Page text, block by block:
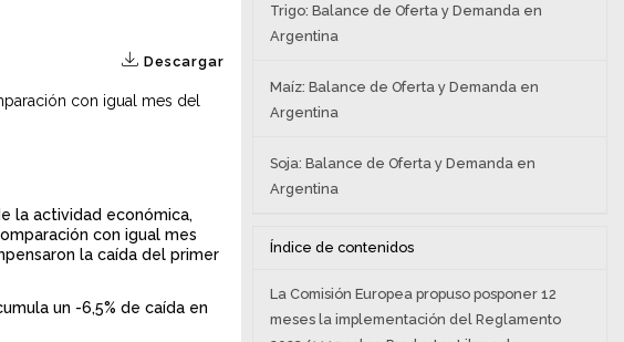
n
i
n
c
Descargar
con igual mes del
la actividad económica,
con igual mes
la caída del primer
un -6,5% de caída en
Trigo: Balance de Oferta y Demanda en
Argentina
Maíz: Balance de Oferta y Demanda en
Argentina
Soja: Balance de Oferta y Demanda en
Argentina
Índice de contenidos
La Comisión Europea propuso posponer 12
meses la implementación del Reglamento